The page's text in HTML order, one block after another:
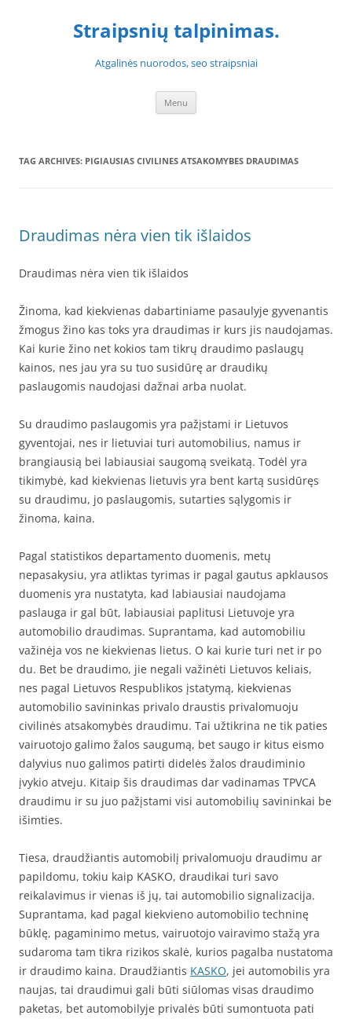
Straipsnių talpinimas.
Atgalinės nuorodos, seo straipsniai
Menu
TAG ARCHIVES: PIGIAUSIAS CIVILINES ATSAKOMYBES DRAUDIMAS
Draudimas nėra vien tik išlaidos
Draudimas nėra vien tik išlaidos
Žinoma, kad kiekvienas dabartiniame pasaulyje gyvenantis
žmogus žino kas toks yra draudimas ir kurs jis naudojamas.
Kai kurie žino net kokios tam tikrų draudimo paslaugų
kainos, nes jau yra su tuo susidūrę ar draudikų
paslaugomis naudojasi dažnai arba nuolat.
Su draudimo paslaugomis yra pažįstami ir Lietuvos
gyventojai, nes ir lietuviai turi automobilius, namus ir
brangiausią bei labiausiai saugomą sveikatą. Todėl yra
tikimybė, kad kiekvienas lietuvis yra bent kartą susidūręs
su draudimu, jo paslaugomis, sutarties sąlygomis ir
žinoma, kaina.
Pagal statistikos departamento duomenis, metų
nepasakysiu, yra atliktas tyrimas ir pagal gautus apklausos
duomenis yra nustatyta, kad labiausiai naudojama
paslauga ir gal būt, labiausiai paplitusi Lietuvoje yra
automobilio draudimas. Suprantama, kad automobiliu
važinėja vos ne kiekvienas lietus. O kai kurie turi net ir po
du. Bet be draudimo, jie negali važinėti Lietuvos keliais,
nes pagal Lietuvos Respublikos įstatymą, kiekvienas
automobilio savininkas privalo draustis privalomuoju
civilinės atsakomybės draudimu. Tai užtikrina ne tik paties
vairuotojo galimo žalos saugumą, bet saugo ir kitus eismo
dalyvius nuo galimos patirti didelės žalos draudiminio
įvykio atveju. Kitaip šis draudimas dar vadinamas TPVCA
draudimu ir su juo pažįstami visi automobilių savininkai be
išimties.
Tiesa, draudžiantis automobilį privalomuoju draudimu ar
papildomu, tokiu kaip KASKO, draudikai turi savo
reikalavimus ir vienas iš jų, tai automobilio signalizacija.
Suprantama, kad pagal kiekvieno automobilio techninę
būklę, pagaminimo metus, vairuotojo vairavimo stažą yra
sudaroma tam tikra rizikos skalė, kurios pagalba nustatoma
ir draudimo kaina. Draudžiantis KASKO, jei automobilis yra
naujas, tai draudimui gali būti siūlomas visas draudimo
paketas, bet automobilyje privalės būti sumontuota pati